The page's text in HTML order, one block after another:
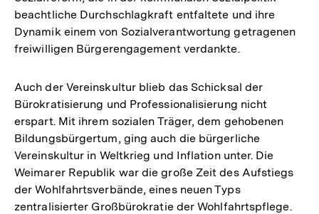
beachtliche Durchschlagkraft entfaltete und ihre
Dynamik einem von Sozialverantwortung getragenen
freiwilligen Bürgerengagement verdankte.
Auch der Vereinskultur blieb das Schicksal der
Bürokratisierung und Professionalisierung nicht
erspart. Mit ihrem sozialen Träger, dem gehobenen
Bildungsbürgertum, ging auch die bürgerliche
Vereinskultur in Weltkrieg und Inflation unter. Die
Weimarer Republik war die große Zeit des Aufstiegs
der Wohlfahrtsverbände, eines neuen Typs
zentralisierter Großbürokratie der Wohlfahrtspflege.